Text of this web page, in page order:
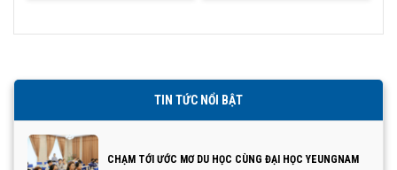
TIN TỨC NỔI BẬT
CHẠM TỚI ƯỚC MƠ DU HỌC CÙNG ĐẠI HỌC YEUNGNAM